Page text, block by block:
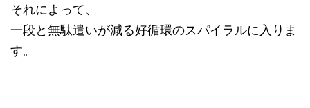
それによって、
一段と無駄遣いが減る好循環のスパイラルに入りま
す。